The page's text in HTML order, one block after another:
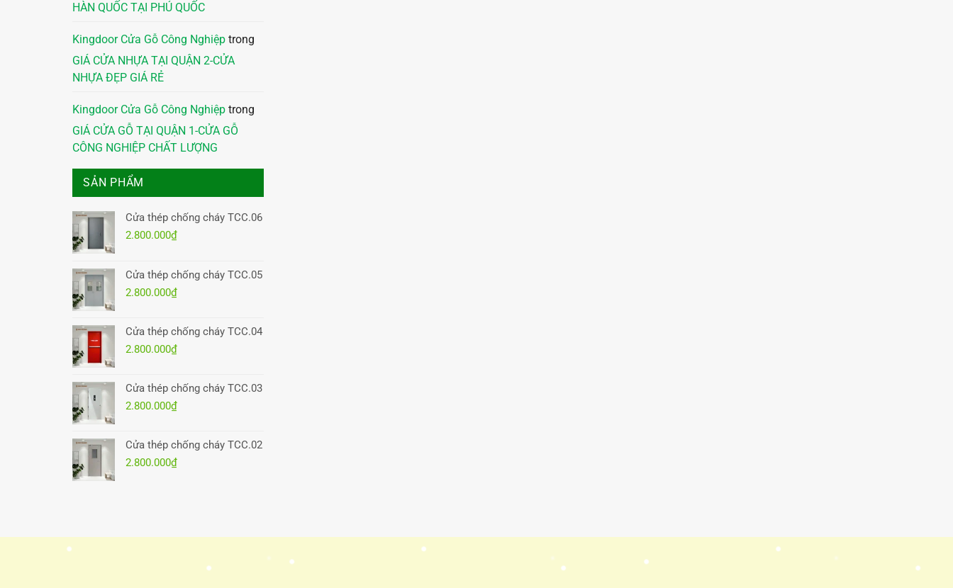
HÀN QUỐC TẠI PHÚ QUỐC
Kingdoor Cửa Gỗ Công Nghiệp trong
GIÁ CỬA NHỰA TẠI QUẬN 2-CỬA
NHỰA ĐẸP GIÁ RẺ
Kingdoor Cửa Gỗ Công Nghiệp trong
GIÁ CỬA GỖ TẠI QUẬN 1-CỬA GỖ
CÔNG NGHIỆP CHẤT LƯỢNG
SẢN PHẨM
Cửa thép chống cháy TCC.06
2.800.000₫
Cửa thép chống cháy TCC.05
2.800.000₫
Cửa thép chống cháy TCC.04
2.800.000₫
Cửa thép chống cháy TCC.03
2.800.000₫
Cửa thép chống cháy TCC.02
2.800.000₫